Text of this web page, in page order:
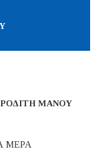
ΜΑΝΟΥ
ΜΕΡΑ